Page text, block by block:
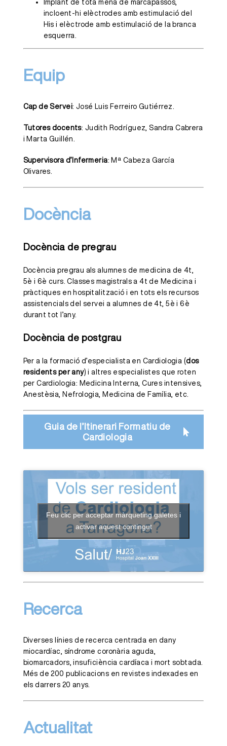
Implant de tota mena de marcapassos,
incloent-hi elèctrodes amb estimulació del
His i elèctrode amb estimulació de la branca
esquerra.
Equip
Cap de Servei: José Luis Ferreiro Gutiérrez.
Tutores docents: Judith Rodríguez, Sandra Cabrera
i Marta Guillén.
Supervisora d’Infermeria: Mª Cabeza García
Olivares.
Docència
Docència de pregrau
Docència pregrau als alumnes de medicina de 4t,
5è i 6è curs. Classes magistrals a 4t de Medicina i
pràctiques en hospitalització i en tots els recursos
assistencials del servei a alumnes de 4t, 5è i 6è
durant tot l’any.
Docència de postgrau
Per a la formació d’especialista en Cardiologia (dos
residents per any) i altres especialistes que roten
per Cardiologia: Medicina Interna, Cures intensives,
Anestèsia, Nefrologia, Medicina de Família, etc.
Guia de l’Itinerari Formatiu de
Cardiologia
Feu clic per acceptar màrqueting galetes i
activar aquest contingut
Recerca
Diverses línies de recerca centrada en dany
miocardíac, síndrome coronària aguda,
biomarcadors, insuficiència cardíaca i mort sobtada.
Més de 200 publicacions en revistes indexades en
els darrers 20 anys.
Actualitat